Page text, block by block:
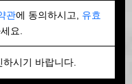
관에 동의하시고, 유효
요.
시기 바랍니다.